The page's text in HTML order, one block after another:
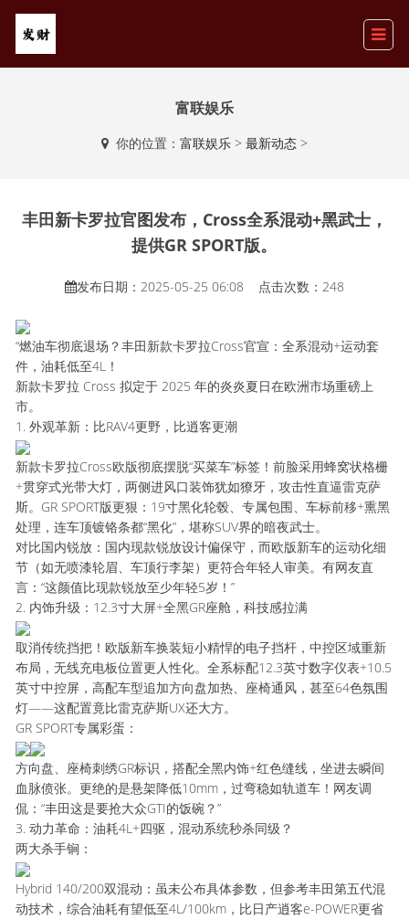
富联娱乐
你的位置： 富联娱乐> 最新动态>
丰田新卡罗拉官图发布，Cross全系混动+黑武士，
提供GR SPORT版。
发布日期：2025-05-25 06:08 点击次数：248
“燃油车彻底退场？丰田新款卡罗拉Cross官宣：全系混动+运动套
件，油耗低至4L！
新款卡罗拉 Cross 拟定于 2025 年的炎炎夏日在欧洲市场重磅上
市。
1. 外观革新：比RAV4更野，比逍客更潮
新款卡罗拉Cross欧版彻底摆脱“买菜车”标签！前脸采用蜂窝状格栅
+贯穿式光带大灯，两侧进风口装饰犹如獠牙，攻击性直逼雷克萨
斯。GR SPORT版更狠：19寸黑化轮毂、专属包围、车标前移+熏黑
处理，连车顶镀铬条都“黑化”，堪称SUV界的暗夜武士。
对比国内锐放：国内现款锐放设计偏保守，而欧版新车的运动化细
节（如无喷漆轮眉、车顶行李架）更符合年轻人审美。有网友直
言：“这颜值比现款锐放至少年轻5岁！”
2. 内饰升级：12.3寸大屏+全黑GR座舱，科技感拉满
取消传统挡把！欧版新车换装短小精悍的电子挡杆，中控区域重新
布局，无线充电板位置更人性化。全系标配12.3英寸数字仪表+10.5
英寸中控屏，高配车型追加方向盘加热、座椅通风，甚至64色氛围
灯——这配置竟比雷克萨斯UX还大方。
GR SPORT专属彩蛋：
方向盘、座椅刺绣GR标识，搭配全黑内饰+红色缝线，坐进去瞬间
血脉偾张。更绝的是悬架降低10mm，过弯稳如轨道车！网友调
侃：“丰田这是要抢大众GTI的饭碗？”
3. 动力革命：油耗4L+四驱，混动系统秒杀同级？
两大杀手锏：
Hybrid 140/200双混动：虽未公布具体参数，但参考丰田第五代混
动技术，综合油耗有望低至4L/100km，比日产逍客e-POWER更省